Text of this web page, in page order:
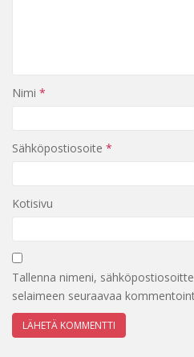
Nimi *
Sähköpostiosoite *
Kotisivu
Tallenna nimeni,
selaimeen seuraavaa